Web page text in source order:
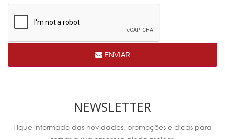
ENVIAR
NEWSLETTER
Fique informado das novidades, promoções e dicas para